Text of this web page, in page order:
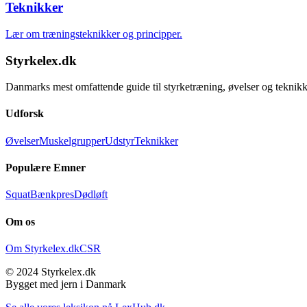
Teknikker
Lær om træningsteknikker og principper.
Styrkelex.dk
Danmarks mest omfattende guide til styrketræning, øvelser og
Udforsk
ØvelserMuskelgrupperUdstyrTeknikker
Populære Emner
SquatBænkpresDødløft
Om os
Om Styrkelex.dkCSR
© 2024 Styrkelex.dk
Bygget med jern i Danmark